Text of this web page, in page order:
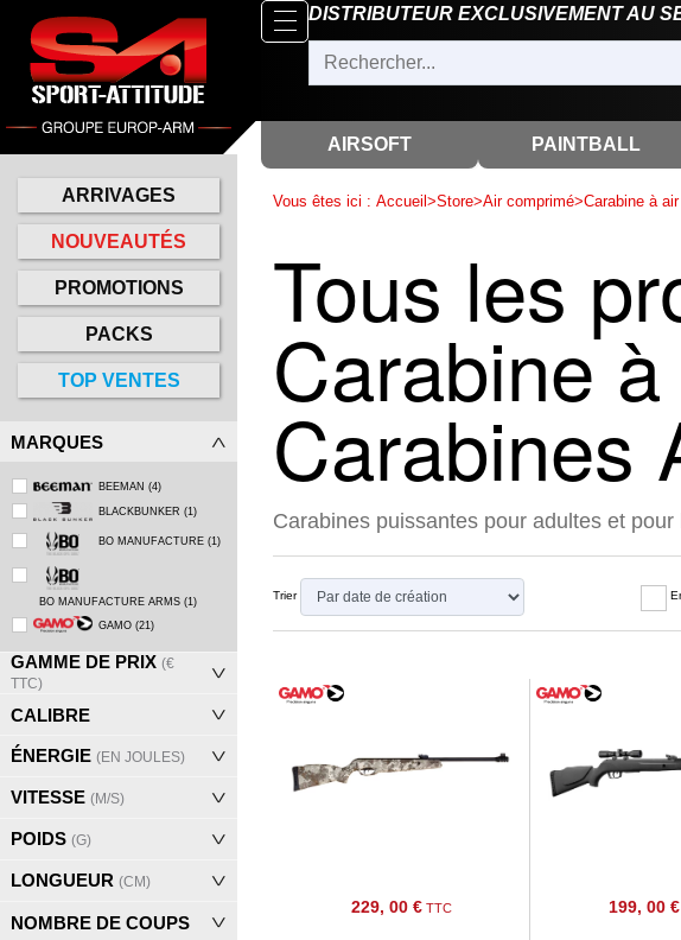
Parcourir
Arrivages
Nouveautés
Packs
Top
ventes
Airsoft ‣
Paintball‣
Air
Outdoor
&
Défense
‣
Accueil
Marques
Téléchargements
Mon
compte
accueil
Fermer
DISTRIBUTEUR EXCLUSIVEMENT AU
AIRSOFT PAINTBALL
ARRIVAGES
NOUVEAUTÉS
PROMOTIONS
PACKS
TOP VENTES
MARQUES
BEEMAN (4)
BLACKBUNKER (1)
BO MANUFACTURE (1)
BO MANUFACTURE ARMS (1)
GAMO (21)
GAMME DE PRIX (€
TTC)
CALIBRE
ÉNERGIE (EN JOULES)
VITESSE (M/S)
POIDS (G)
LONGUEUR (CM)
NOMBRE DE COUPS
Vous êtes ici : Accueil >Store>Air comprimé>Carabine à
Tous les
Carabine
Carabines
Carabines puissantes pour adultes et
Trier
229, 00 €TTC 199, 00 €